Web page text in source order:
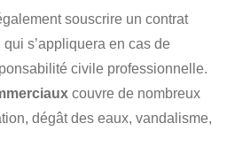
souscrire un contrat
s’appliquera en cas de
civile professionnelle.
couvre de nombreux
dégât des eaux, vandalisme,